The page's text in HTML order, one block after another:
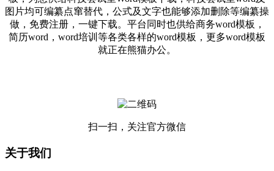
图片均可编纂点窜替代，公式及文字也能够添加删除等编纂操
做，免费注册，一键下载。平台同时也供给商务word模板，
简历word，word培训等各类各样的word模板，更多word模板
就正在熊猫办公。
扫一扫，关注官方微信
关于我们